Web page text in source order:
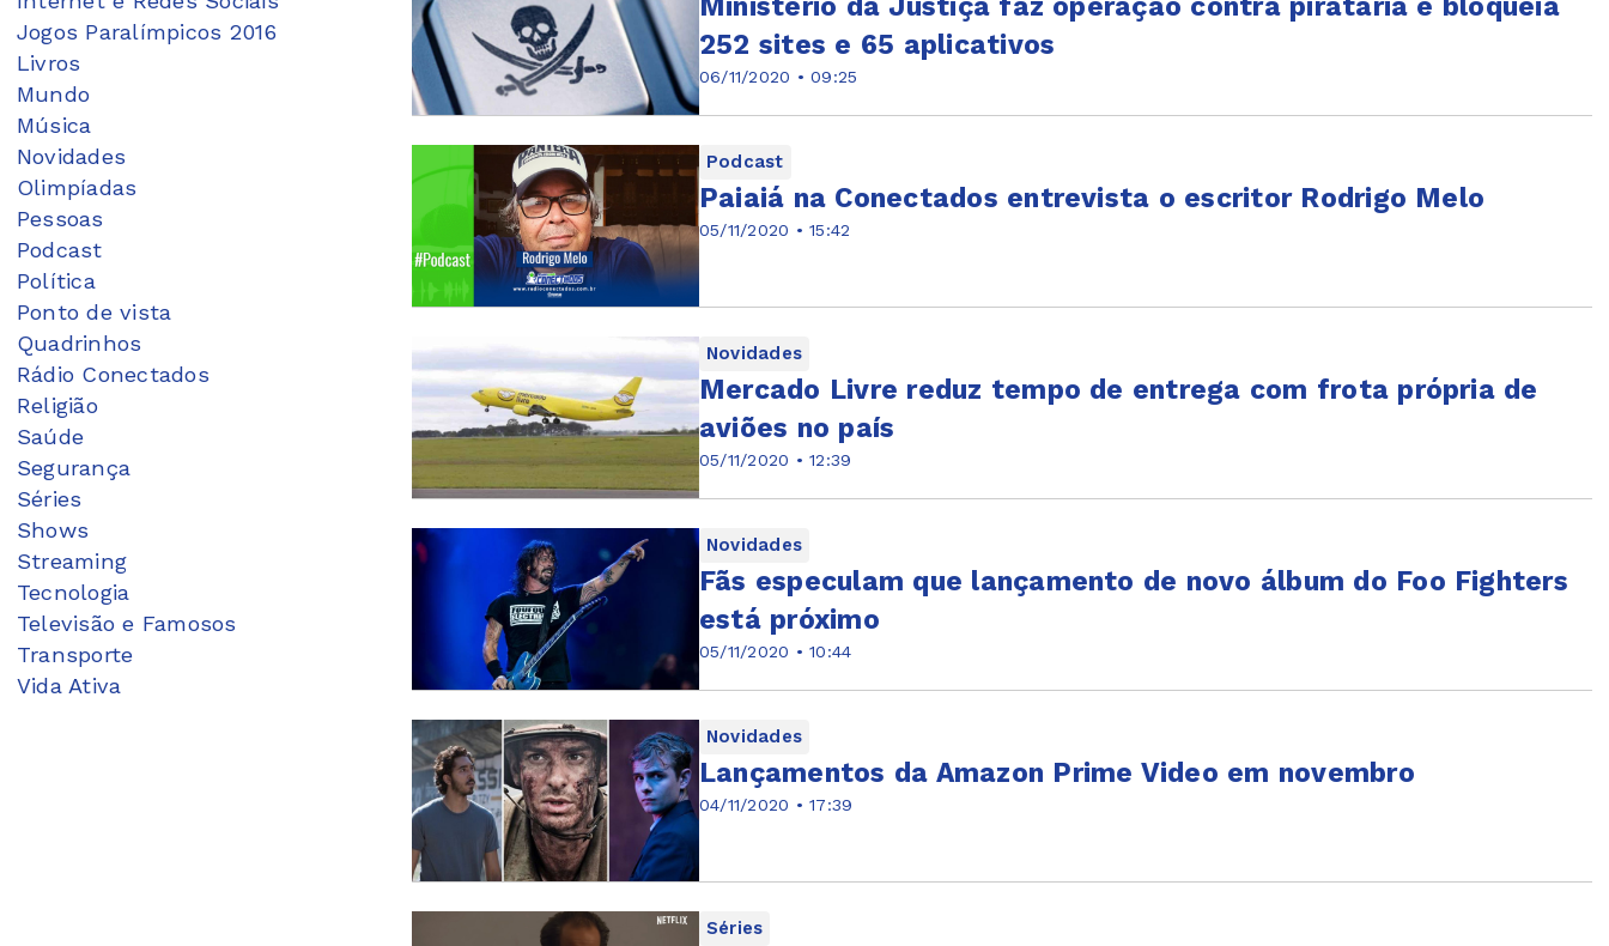
Jogos Paralímpicos 2016
Livros
Mundo
Música
Novidades
Olimpíadas
Pessoas
Podcast
Política
Ponto de vista
Quadrinhos
Rádio Conectados
Religião
Saúde
Segurança
Séries
Shows
Streaming
Tecnologia
Televisão e Famosos
Transporte
Vida Ativa
06/11/2020 • 09:25
Ministério da Justiça faz operação contra pirataria e bloqueia
252 sites e 65 aplicativos
Podcast
05/11/2020 • 15:42
Paiaiá na Conectados entrevista o escritor Rodrigo Melo
Novidades
05/11/2020 • 12:39
Mercado Livre reduz tempo de entrega com frota própria de
aviões no país
Novidades
05/11/2020 • 10:44
Fãs especulam que lançamento de novo álbum do Foo Fighters
está próximo
Novidades
04/11/2020 • 17:39
Lançamentos da Amazon Prime Video em novembro
Séries